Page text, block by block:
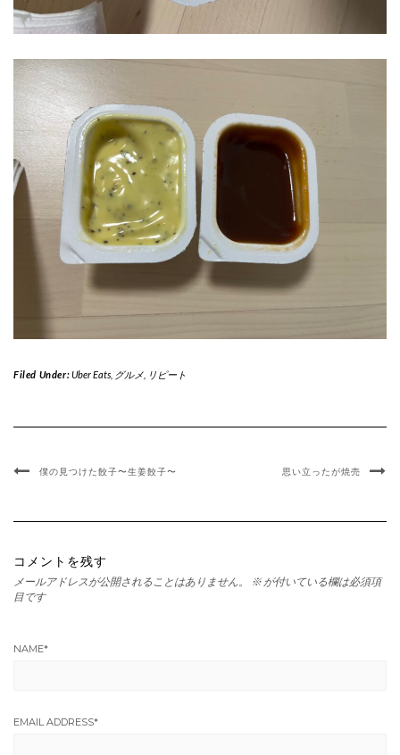
Filed Under:Uber Eats, グルメ, リピート
僕の見つけた餃子〜生姜餃子〜 思い立ったが焼売
コメントを残す
メールアドレスが公開されることはありません。 ※ が付いている欄は必須項
目です
NAME*
EMAIL ADDRESS*